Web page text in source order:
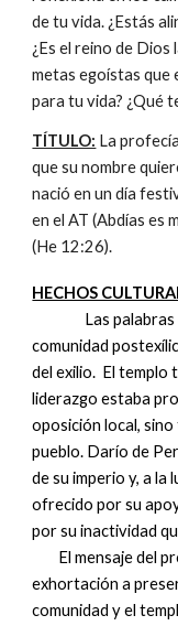
de tu vida. ¿Estás
¿Es el reino de
metas egoístas que
para tu vida? ¿Qué
TÍTULO: La
que su nombre
nació en un día
en el AT (Abdías es
(He 12:26).
HECHOS
Las
comunidad
del exilio. El templo
liderazgo estaba
oposición local,
pueblo. Darío de
de su imperio y, a la
ofrecido por su
por su inactividad
El mensaje del
exhortación a
comunidad y el